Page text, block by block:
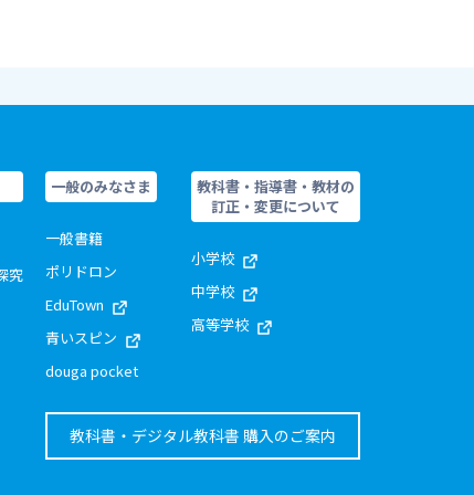
究
一般のみなさま
一般書籍
ポリドロン
EduTown
青いスピン
douga pocket
教科書・指導書・教材の
訂正・変更について
小学校
中学校
高等学校
教科書・デジタル教科書 購入のご案内